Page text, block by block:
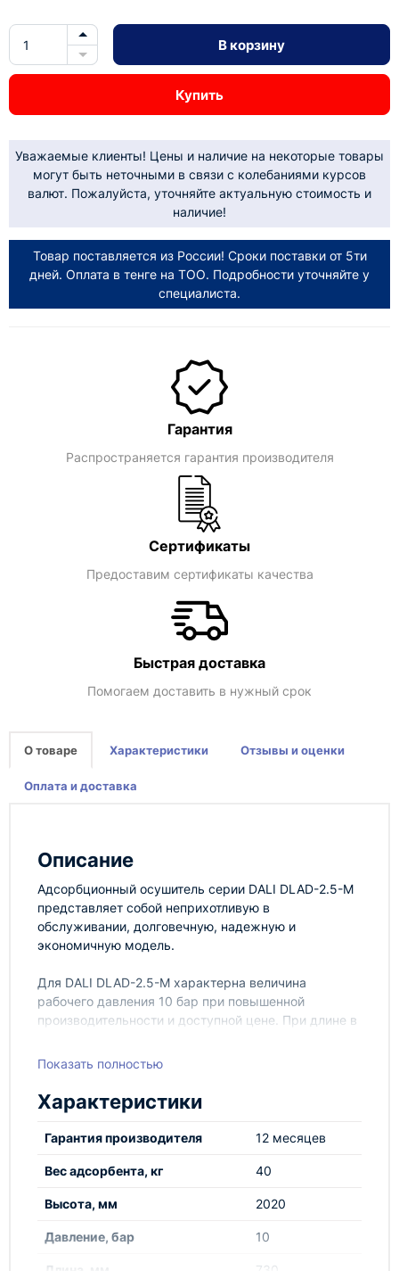
В корзину
Купить
Уважаемые клиенты! Цены и наличие на некоторые товары
могут быть неточными в связи с колебаниями курсов
валют. Пожалуйста, уточняйте актуальную стоимость и
наличие!
Товар поставляется из России! Сроки поставки от 5ти
дней. Оплата в тенге на ТОО. Подробности уточняйте у
специалиста.
Гарантия
Распространяется гарантия производителя
Сертификаты
Предоставим сертификаты качества
Быстрая доставка
Помогаем доставить в нужный срок
О товаре Характеристики Отзывы и оценки
Оплата и доставка
Описание
Адсорбционный осушитель серии DALI DLAD-2.5-M
представляет собой неприхотливую в
обслуживании, долговечную, надежную и
экономичную модель.
Для DALI DLAD-2.5-M характерна величина
рабочего давления 10 бар при повышенной
производительности и доступной цене. При длине в
составляет 256 кг.
Наша компания предлагает купить осушитель
воздуха DALI DLAD-2.5-M с оперативной доставкой
по РФ и СНГ. Все модели оборудования, доступные
сертификации. Вы можете воспользоваться
в вопросах монтажа агрегата и проведения пуско-
информацию у нашего консультанта.
Показать полностью
Характеристики
Гарантия производителя 12 месяцев
Вес адсорбента, кг 40
Высота, мм 2020
Давление, бар 10